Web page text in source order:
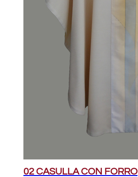
02 CASULLA CON FORRO